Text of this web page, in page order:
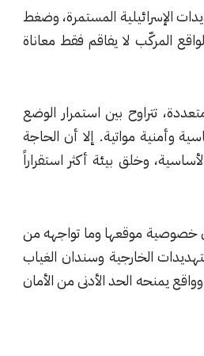
الإسرائيلية المستمرة، وضغط
المركّب لا يفاقم فقط معاناة
تتراوح بين استمرار الوضع
وأمنية مواتية. إلا أن الحاجة
وخلق بيئة أكثر استقراراً
خصوصية موقعها وما تواجهه من
الخارجية وسندان الغياب
يمنحه الحد الأدنى من الأمان